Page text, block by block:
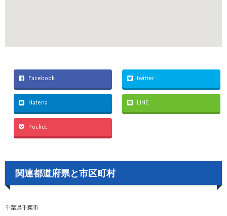
Facebook twitter
Hatena LINE
Pocket
関連都道府県と市区町村
千葉県千葉市